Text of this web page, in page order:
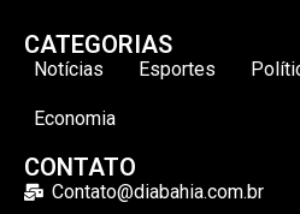
CATEGORIAS
Notícias Esportes
Economia
CONTATO
Contato@diabahia.com.br